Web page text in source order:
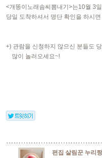
<개똥이노래솜씨뽐내기>는10월 3
당일 도착하셔서 명단 확인을 하시
+) 관람을 신청하지 않으신 분들도
많이 놀러오세요~!
편집 살림꾼 누리짱